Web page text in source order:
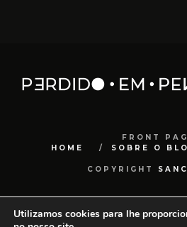
FRONT
HOME
SOBRE O
COPYRIGHT
Utilizamos cookies para lhe